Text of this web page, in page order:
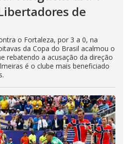
de
o Fortaleza, por 3 a 0, na
da Copa do Brasil acalmou o
rebatendo a acusação da direção
é o clube mais beneficiado